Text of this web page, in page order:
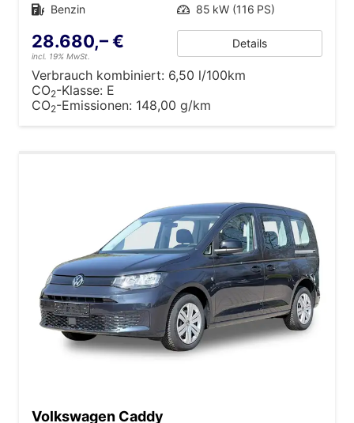
Kraftstoff Benzin Leistung 85 kW (116 PS)
28.680,– €
incl. 19% MwSt.
Details
Verbrauch kombiniert: 6,50 l/100km
CO2-Klasse: E
CO2-Emissionen: 148,00 g/km
Volkswagen Caddy